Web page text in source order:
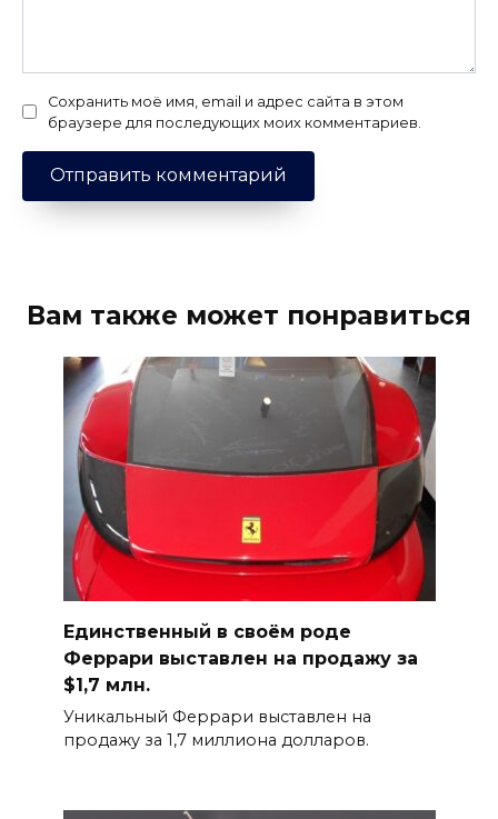
Сохранить моё имя, email и адрес сайта в этом
браузере для последующих моих комментариев.
Вам также может понравиться
Единственный в своём роде
Феррари выставлен на продажу за
$1,7 млн.
Уникальный Феррари выставлен на
продажу за 1,7 миллиона долларов.